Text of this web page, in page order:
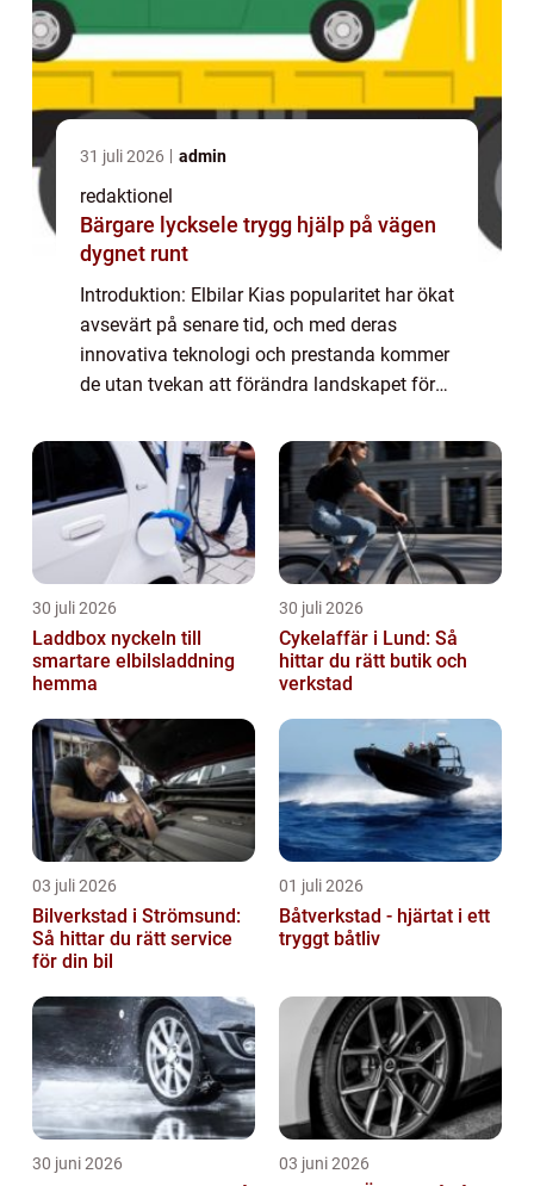
31 juli 2026 admin
redaktionel
Bärgare lycksele trygg hjälp på vägen
dygnet runt
Introduktion: Elbilar Kias popularitet har ökat
avsevärt på senare tid, och med deras
innovativa teknologi och prestanda kommer
de utan tvekan att förändra landskapet för
grundlig titt på elbilar från Kia o...
30 juli 2026
Laddbox nyckeln till
smartare elbilsladdning
hemma
30 juli 2026
Cykelaffär i Lund: Så
hittar du rätt butik och
verkstad
03 juli 2026
Bilverkstad i Strömsund:
Så hittar du rätt service
för din bil
01 juli 2026
Båtverkstad - hjärtat i ett
tryggt båtliv
30 juni 2026 03 juni 2026